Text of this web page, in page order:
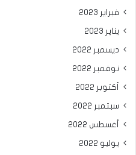
فبراير 2023
يناير 2023
ديسمبر 2022
نوفمبر 2022
أكتوبر 2022
سبتمبر 2022
أغسطس 2022
يوليو 2022